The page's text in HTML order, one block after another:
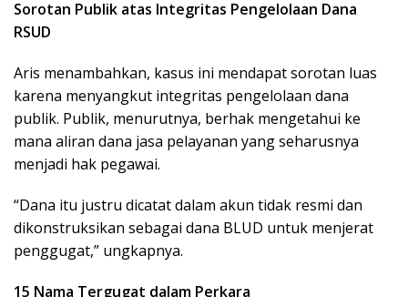
Sorotan Publik atas Integritas Pengelolaan Dana
RSUD
Aris menambahkan, kasus ini mendapat sorotan luas
karena menyangkut integritas pengelolaan dana
publik. Publik, menurutnya, berhak mengetahui ke
mana aliran dana jasa pelayanan yang seharusnya
menjadi hak pegawai.
“Dana itu justru dicatat dalam akun tidak resmi dan
dikonstruksikan sebagai dana BLUD untuk menjerat
penggugat,” ungkapnya.
15 Nama Tergugat dalam Perkara